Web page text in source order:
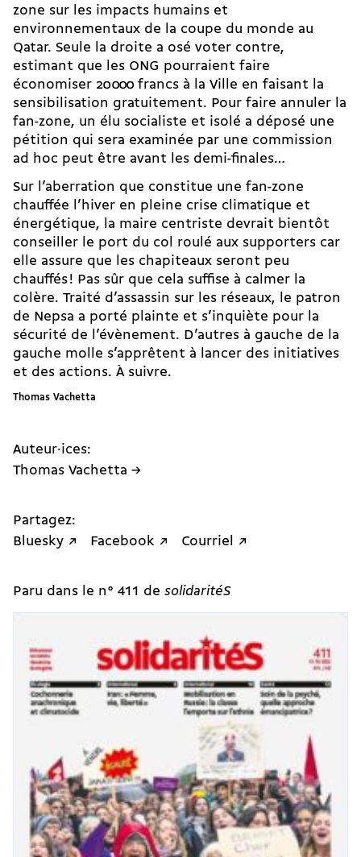
zone sur les impacts humains et
environnementaux de la coupe du monde au
Qatar. Seule la droite a osé voter contre,
estimant que les ONG pourraient faire
économiser 20 000 francs à la Ville en faisant la
sensibilisation gratuitement. Pour faire annuler la
fan-zone, un élu socialiste et isolé a déposé une
pétition qui sera examinée par une commission
ad hoc peut être avant les demi-finales…
Sur l’aberration que constitue une fan-zone
chauffée l’hiver en pleine crise climatique et
énergétique, la maire centriste devrait bientôt
conseiller le port du col roulé aux supporters car
elle assure que les chapiteaux seront peu
chauffés ! Pas sûr que cela suffise à calmer la
colère. Traité d’assassin sur les réseaux, le patron
de Nepsa a porté plainte et s’inquiète pour la
sécurité de l’évènement. D’autres à gauche de la
gauche molle s’apprêtent à lancer des initiatives
et des actions. À suivre.
Thomas Vachetta
Auteur·ices:
Thomas Vachetta →
Partagez:
Bluesky ↗
Facebook ↗ Courriel ↗
Paru dans le n° 411 de solidaritéS